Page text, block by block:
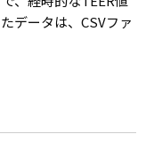
データは、CSVファ